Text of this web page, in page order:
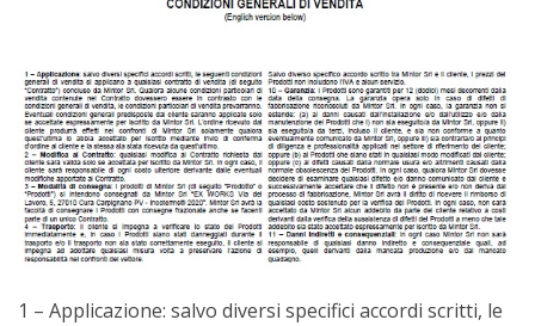
1 – Applicazione: salvo diversi specifici accordi scritti, le